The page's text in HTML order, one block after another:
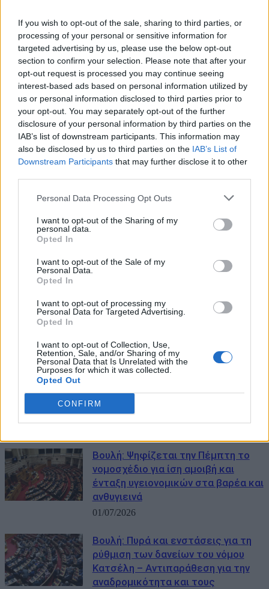
If you wish to opt-out of the sale, sharing to third parties, or
processing of your personal or sensitive information for
targeted advertising by us, please use the below opt-out
section to confirm your selection. Please note that after your
opt-out request is processed you may continue seeing
interest-based ads based on personal information utilized by
us or personal information disclosed to third parties prior to
your opt-out. You may separately opt-out of the further
disclosure of your personal information by third parties on the
IAB’s list of downstream participants. This information may
also be disclosed by us to third parties on the IAB’s List of
Downstream Participants that may further disclose it to other
Personal Data Processing Opt Outs
I want to opt-out of the Sharing of my
personal data.
Opted In
I want to opt-out of the Sale of my
Personal Data.
Opted In
I want to opt-out of processing my
Personal Data for Targeted Advertising.
Opted In
I want to opt-out of Collection, Use,
Retention, Sale, and/or Sharing of my
Personal Data that Is Unrelated with the
Purposes for which it was collected.
Opted Out
CONFIRM
ΜΠΟΡΕΙ ΝΑ ΣΑΣ ΕΝΔΙΑΦΕΡΕΙ
Κωνσταντοπούλου μετά τις
καταγγελίες περί προβοκάτσιας
Βουλή: Ψηφίζεται την Πέμπτη το
νομοσχέδιο για ίση αμοιβή και
ένταξη υγειονομικών στα βαρέα και
ανθυγιεινά
01/07/2026
Βουλή: Πυρά και ενστάσεις για τη
ρύθμιση των δανείων του νόμου
Κατσέλη – Αντιπαράθεση για την
αναδρομικότητα και τους